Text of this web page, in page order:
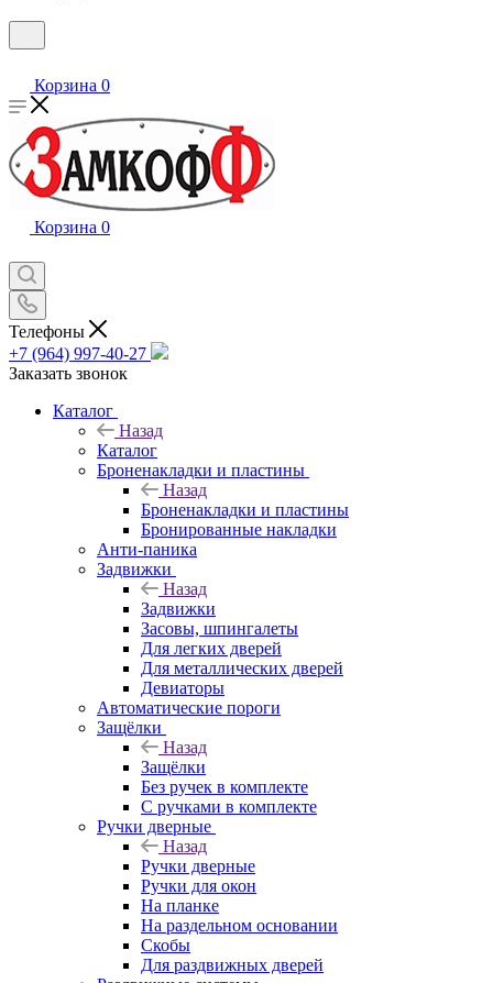
Корзина 0
Корзина 0
Телефоны
+7 (964) 997-40-27
Заказать звонок
Каталог
Назад
Каталог
Броненакладки и пластины
Назад
Броненакладки и пластины
Бронированные накладки
Анти-паника
Задвижки
Назад
Задвижки
Засовы, шпингалеты
Для легких дверей
Для металлических дверей
Девиаторы
Автоматические пороги
Защёлки
Назад
Защёлки
Без ручек в комплекте
С ручками в комплекте
Ручки дверные
Назад
Ручки дверные
Ручки для окон
На планке
На раздельном основании
Скобы
Для раздвижных дверей